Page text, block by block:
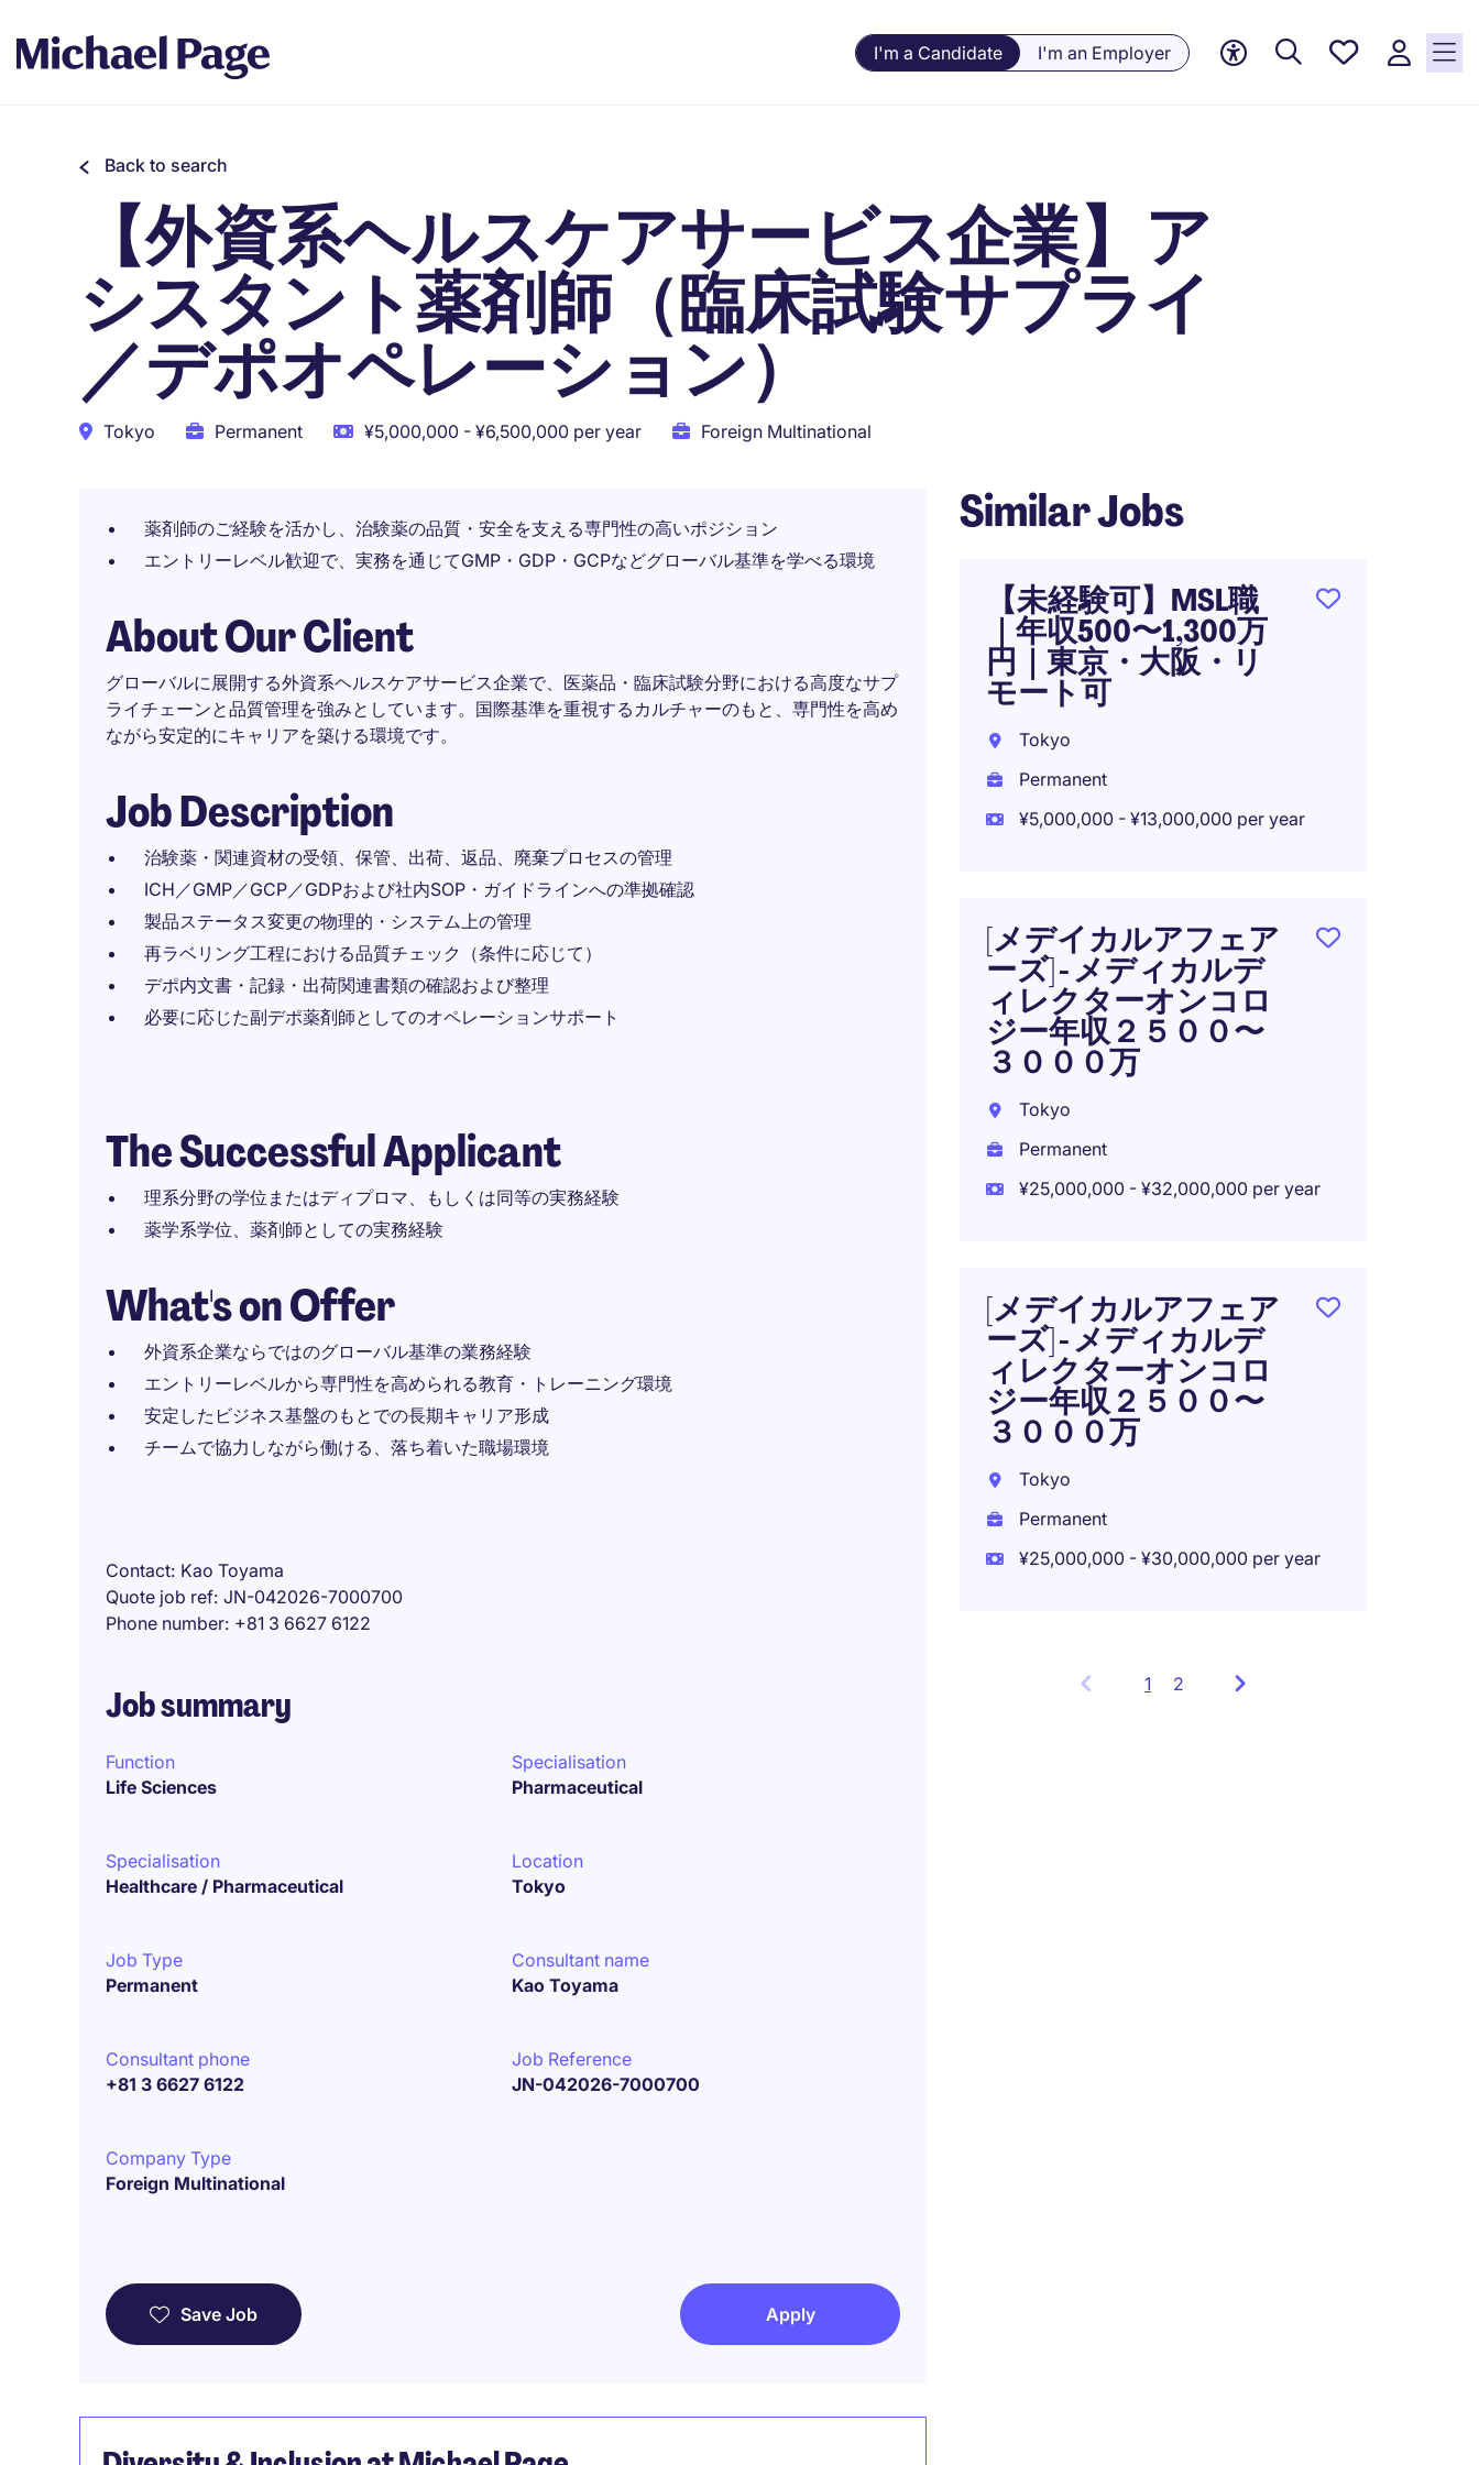
I'm a Candidate I'm an Employer
Saved
Back to search
【外資系ヘルスケアサービス企業】ア
シスタント薬剤師（臨床試験サプライ
／デポオペレーション）
Tokyo Permanent ¥5,000,000 - ¥6,500,000 per year Foreign Multinational
薬剤師のご経験を活かし、治験薬の品質・安全を支える専門性の高いポジション
エントリーレベル歓迎で、実務を通じてGMP・GDP・GCPなどグローバル基準を学べる環境
About Our Client
グローバルに展開する外資系ヘルスケアサービス企業で、医薬品・臨床試験分野における高度なサプ
ライチェーンと品質管理を強みとしています。国際基準を重視するカルチャーのもと、専門性を高め
ながら安定的にキャリアを築ける環境です。
Job Description
治験薬・関連資材の受領、保管、出荷、返品、廃棄プロセスの管理
ICH／GMP／GCP／GDPおよび社内SOP・ガイドラインへの準拠確認
製品ステータス変更の物理的・システム上の管理
再ラベリング工程における品質チェック（条件に応じて）
デポ内文書・記録・出荷関連書類の確認および整理
必要に応じた副デポ薬剤師としてのオペレーションサポート
The Successful Applicant
理系分野の学位またはディプロマ、もしくは同等の実務経験
薬学系学位、薬剤師としての実務経験
What's on Offer
外資系企業ならではのグローバル基準の業務経験
エントリーレベルから専門性を高められる教育・トレーニング環境
安定したビジネス基盤のもとでの長期キャリア形成
チームで協力しながら働ける、落ち着いた職場環境
Contact Kao Toyama
Quote job ref JN-042026-7000700
Phone number +81 3 6627 6122
Job summary
Function
Life Sciences
Specialisation
Pharmaceutical
Specialisation
Healthcare / Pharmaceutical
Location
Tokyo
Job Type
Permanent
Consultant name
Kao Toyama
Consultant phone
+81 3 6627 6122
Job Reference
JN-042026-7000700
Company Type
Foreign Multinational
Save Job Apply
Similar Jobs
【未経験可】MSL職
｜年収500〜1,300万
円｜東京・大阪・リ
モート可
Tokyo
Permanent
¥5,000,000 - ¥13,000,000 per year
[メデイカルアフェア
ーズ] - メディカルデ
ィレクターオンコロ
ジー年収２５００〜
３０００万
Tokyo
Permanent
¥25,000,000 - ¥32,000,000 per year
[メデイカルアフェア
ーズ] - メディカルデ
ィレクターオンコロ
ジー年収２５００〜
３０００万
Tokyo
Permanent
¥25,000,000 - ¥30,000,000 per year
1 Showing
2